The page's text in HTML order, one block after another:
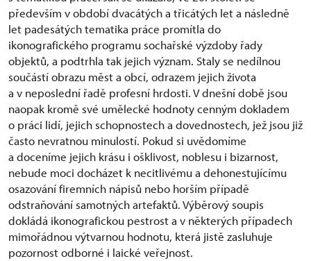
především v období dvacátých a třicátých let a následně
let padesátých tematika práce promítla do
ikonografického programu sochařské výzdoby řady
objektů, a podtrhla tak jejich význam. Staly se nedílnou
součástí obrazu měst a obcí, odrazem jejich života
a v neposlední řadě profesní hrdosti. V dnešní době jsou
naopak kromě své umělecké hodnoty cenným dokladem
o práci lidí, jejich schopnostech a dovednostech, jež jsou již
často nevratnou minulostí. Pokud si uvědomíme
a doceníme jejich krásu i ošklivost, noblesu i bizarnost,
nebude moci docházet k necitlivému a dehonestujícímu
osazování firemních nápisů nebo horším případě
odstraňování samotných artefaktů. Výběrový soupis
dokládá ikonografickou pestrost a v některých případech
mimořádnou výtvarnou hodnotu, která jistě zasluhuje
pozornost odborné i laické veřejnost.